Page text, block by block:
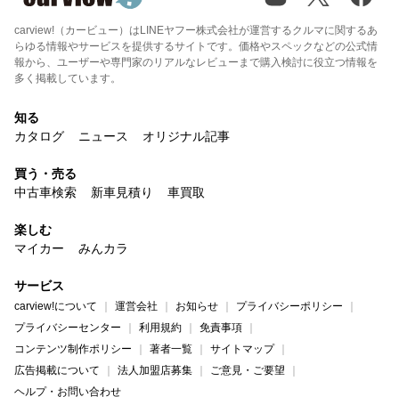
carview!（カービュー）はLINEヤフー株式会社が運営するクルマに関するあ
らゆる情報やサービスを提供するサイトです。価格やスペックなどの公式情
報から、ユーザーや専門家のリアルなレビューまで購入検討に役立つ情報を
多く掲載しています。
知る
カタログ
ニュース オリジナル記事
買う・売る
中古車検索
新車見積り 車買取
楽しむ
マイカー
みんカラ
サービス
carview!について 運営会社 お知らせ
プライバシーポリシー
プライバシーセンター
利用規約
免責事項
コンテンツ制作ポリシー
著者一覧
サイトマップ
広告掲載について
法人加盟店募集
ご意見・ご要望
ヘルプ・お問い合わせ